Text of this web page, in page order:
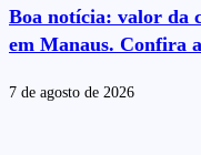
Boa notícia: valor da
em Manaus. Confira
7 de agosto de 2026